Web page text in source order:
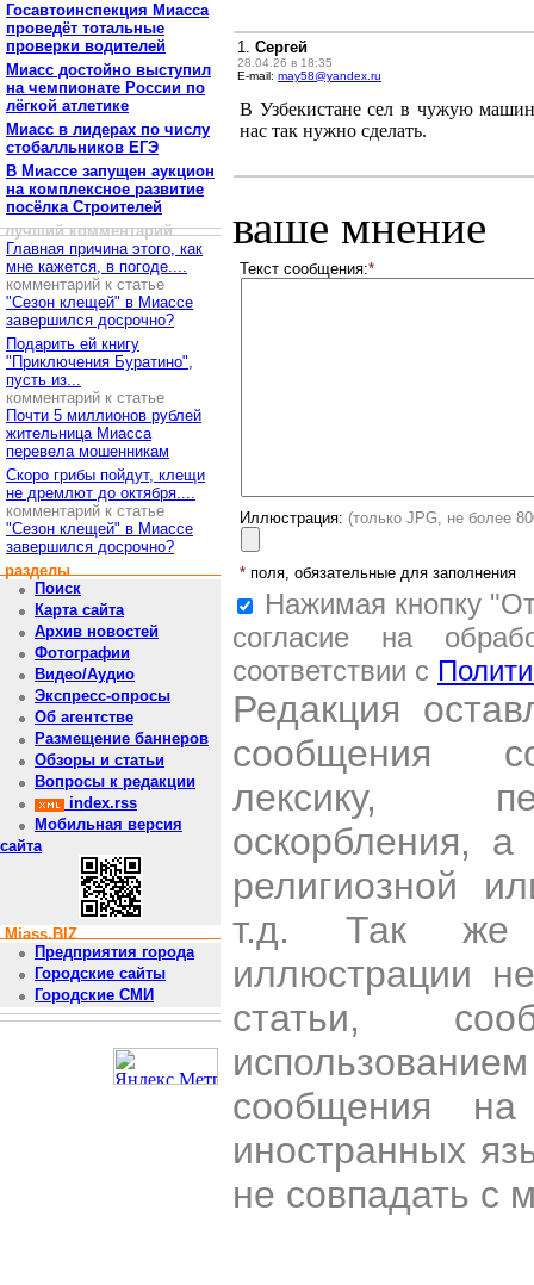
Госавтоинспекция Миасса
проведёт тотальные
проверки водителей
Миасс достойно выступил
на чемпионате России по
лёгкой атлетике
Миасс в лидерах по числу
стобалльников ЕГЭ
В Миассе запущен аукцион
на комплексное развитие
посёлка Строителей
лучший комментарий
Главная причина этого, как
мне кажется, в погоде....
комментарий к статье
"Сезон клещей" в Миассе
завершился досрочно?
Подарить ей книгу
"Приключения Буратино",
пусть из...
комментарий к статье
Почти 5 миллионов рублей
жительница Миасса
перевела мошенникам
Скоро грибы пойдут, клещи
не дремлют до октября....
комментарий к статье
"Сезон клещей" в Миассе
завершился досрочно?
разделы
Поиск
Карта сайта
Архив новостей
Фотографии
Видео/Аудио
Экспресс-опросы
Об агентстве
Размещение баннеров
Обзоры и статьи
Вопросы к редакции
index.rss
Мобильная версия
сайта
Miass.BIZ
Предприятия города
Городские сайты
Городские СМИ
1. Сергей
28.04.26 в 18:35
E-mail: may58@yandex.ru
В Узбекистане сел в чужую
нас так нужно сделать.
ваше мнение
Текст сообщения:*
Иллюстрация: (только JPG, не более
* поля, обязательные для заполнения
Нажимая кнопку
согласие на
соответствии с
Редакция
сообщения
лексику,
оскорбления,
религиозной
т.д. Так же
иллюстрации
статьи,
сообщения
иностранных
не совпадать с